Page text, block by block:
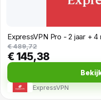
ExpressVPN Pro - 2 jaar +
€ 489,72
€ 145,38
ExpressVPN